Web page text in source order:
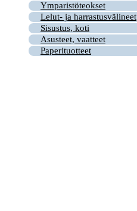
Ymparistöteokset
Lelut- ja harrastusvälineet
Sisustus, koti
Asusteet, vaatteet
Paperituotteet